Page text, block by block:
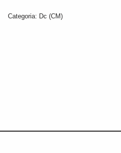
Categoria: Dc (CM)